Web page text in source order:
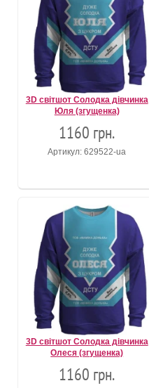
3D світшот Солодка дівчинка
Юля (згущенка)
1160 грн.
Артикул: 629522-ua
3D світшот Солодка дівчинка
Олеся (згущенка)
1160 грн.